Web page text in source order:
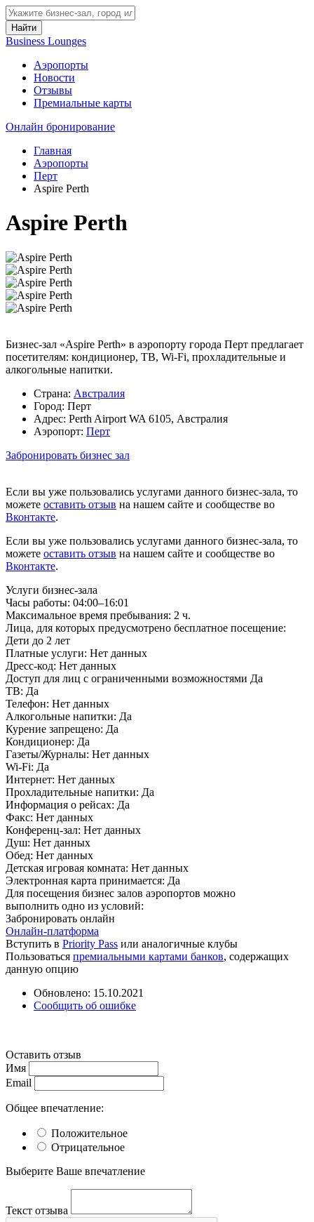
Найти
Business Lounges
Аэропорты
Новости
Отзывы
Премиальные карты
Онлайн бронирование
Главная
Аэропорты
Перт
Aspire Perth
Aspire Perth
Бизнес-зал «Aspire Perth» в аэропорту города Перт предлагает
посетителям: кондиционер, ТВ, Wi-Fi, прохладительные и
алкогольные напитки.
Страна: Австралия
Город: Перт
Адрес: Perth Airport WA 6105, Австралия
Аэропорт: Перт
Забронировать бизнес зал
Если вы уже пользовались услугами данного бизнес-зала, то
можете оставить отзыв на нашем сайте и сообществе во
Вконтакте.
Если вы уже пользовались услугами данного бизнес-зала, то
можете оставить отзыв на нашем сайте и сообществе во
Вконтакте.
Услуги бизнес-зала
Часы работы: 04:00–16:01
Максимальное время пребывания: 2 ч.
Лица, для которых предусмотрено бесплатное посещение:
Дети до 2 лет
Платные услуги: Нет данных
Дресс-код: Нет данных
Доступ для лиц с ограниченными возможностями Да
ТВ: Да
Телефон: Нет данных
Алкогольные напитки: Да
Курение запрещено: Да
Кондиционер: Да
Газеты/Журналы: Нет данных
Wi-Fi: Да
Интернет: Нет данных
Прохладительные напитки: Да
Информация о рейсах: Да
Факс: Нет данных
Конференц-зал: Нет данных
Душ: Нет данных
Обед: Нет данных
Детская игровая комната: Нет данных
Электронная карта принимается: Да
Для посещения бизнес залов аэропортов можно
выполнить одно из условий:
Забронировать онлайн
Онлайн-платформа
Вступить в Priority Pass или аналогичные клубы
Пользоваться премиальными картами банков, содержащих
данную опцию
Обновлено: 15.10.2021
Сообщить об ошибке
Оставить отзыв
Имя
Email
Общее впечатление:
Положительное
Отрицательное
Выберите Ваше впечатление
Текст отзыва